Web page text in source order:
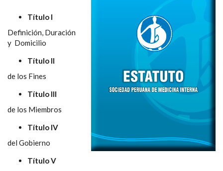
Título I
Definición, Duración
y Domicilio
Título II
de los Fines
Título III
de los Miembros
Título IV
del Gobierno
Título V